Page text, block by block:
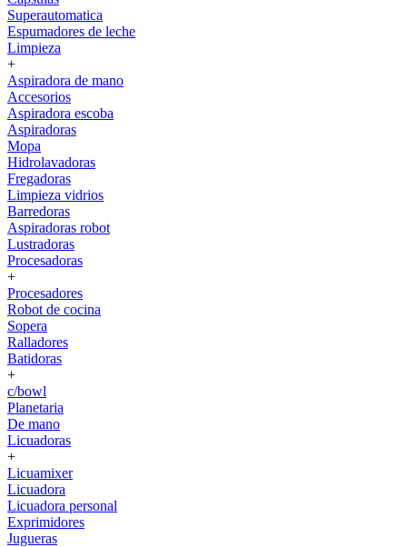
Superautomatica
Espumadores de leche
Limpieza
+
Aspiradora de mano
Accesorios
Aspiradora escoba
Aspiradoras
Mopa
Hidrolavadoras
Fregadoras
Limpieza vidrios
Barredoras
Aspiradoras robot
Lustradoras
Procesadoras
+
Procesadores
Robot de cocina
Sopera
Ralladores
Batidoras
+
c/bowl
Planetaria
De mano
Licuadoras
+
Licuamixer
Licuadora
Licuadora personal
Exprimidores
Jugueras